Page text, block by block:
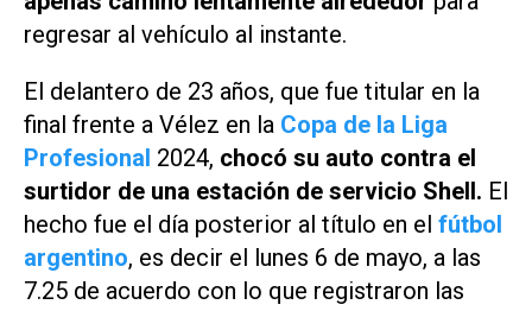
regresar al vehículo al instante.
El delantero de 23 años, que fue titular en la
final frente a Vélez en la Copa de la Liga
Profesional 2024, chocó su auto contra el
surtidor de una estación de servicio Shell. El
hecho fue el día posterior al título en el fútbol
argentino, es decir el lunes 6 de mayo, a las
7.25 de acuerdo con lo que registraron las